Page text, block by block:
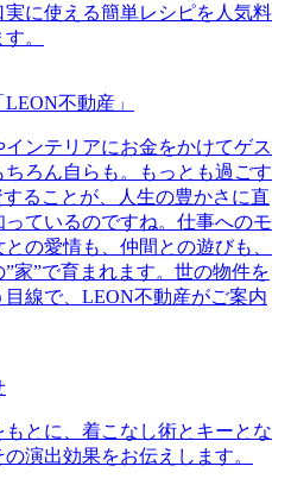
に使える簡単レシピを人気料
。
不動産」
ンテリアにお金をかけてゲス
ちろん自らも。もっとも過ごす
ることが、人生の豊かさに直
ているのですね。仕事へのモ
の愛情も、仲間との遊びも、
家”で育まれます。世の物件を
線で、LEON不動産がご案内
とに、着こなし術とキーとな
演出効果をお伝えします。